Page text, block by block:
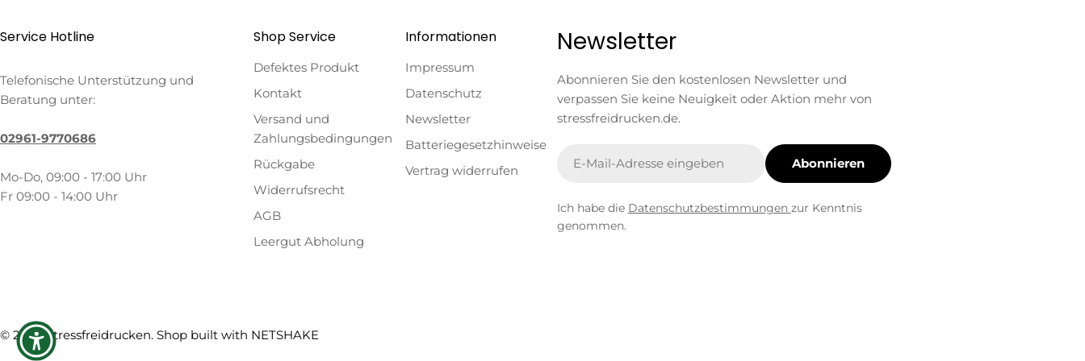
Service Hotline
Telefonische Unterstützung und
Beratung unter:
02961-9770686
Mo-Do, 09:00 - 17:00 Uhr
Fr 09:00 - 14:00 Uhr
Shop Service
Defektes Produkt
Kontakt
Versand und
Zahlungsbedingungen
Rückgabe
Widerrufsrecht
AGB
Leergut Abholung
Informationen
Impressum
Datenschutz
Newsletter
Batteriegesetzhinweise
Vertrag widerrufen
Newsletter
Abonnieren Sie den kostenlosen Newsletter und
verpassen Sie keine Neuigkeit oder Aktion mehr von
stressfreidrucken.de.
Mail
Abonnieren
Ich habe die Datenschutzbestimmungen zur Kenntnis
genommen.
© 2026Stressfreidrucken. Shop built with NETSHAKE